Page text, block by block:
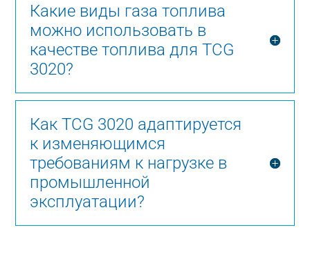
Какие виды газа топлива
можно использовать в
качестве топлива для TCG
3020?
Как TCG 3020 адаптируется
к изменяющимся
требованиям к нагрузке в
промышленной
эксплуатации?